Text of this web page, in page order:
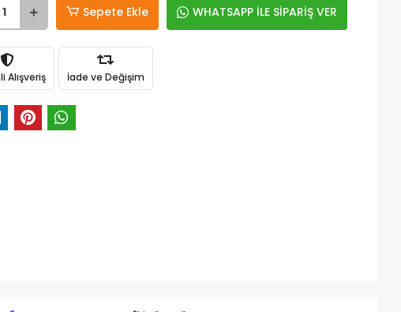
Sepete Ekle WHATSAPP İLE SİPARİŞ VER
Alışveriş İade ve Değişim